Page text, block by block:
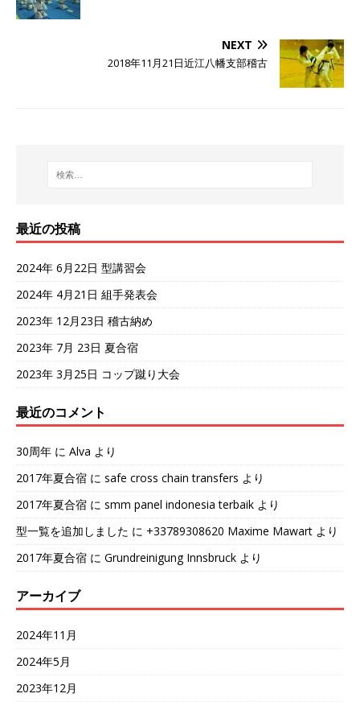
NEXT
2018年11月21日近江八幡支部稽古
最近の投稿
2024年 6月22日 型講習会
2024年 4月21日 組手発表会
2023年 12月23日 稽古納め
2023年 7月 23日 夏合宿
2023年 3月25日 コップ蹴り大会
最近のコメント
30周年 に Alva より
2017年夏合宿 に safe cross chain transfers より
2017年夏合宿 に smm panel indonesia terbaik より
型一覧を追加しました に +33789308620 Maxime Mawart より
2017年夏合宿 に Grundreinigung Innsbruck より
アーカイブ
2024年11月
2024年5月
2023年12月